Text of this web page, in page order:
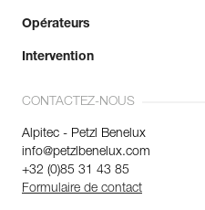
Opérateurs
Intervention
CONTACTEZ-NOUS
Alpitec - Petzl Benelux
info@petzlbenelux.com
+32 (0)85 31 43 85
Formulaire de contact